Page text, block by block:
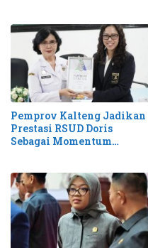
Pemprov Kalteng Jadikan
Prestasi RSUD Doris
Sebagai Momentum